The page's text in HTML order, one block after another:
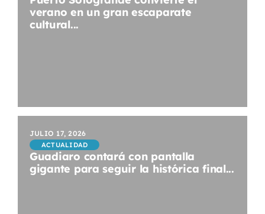
verano en un gran escaparate
cultural...
JULIO 17, 2026
ACTUALIDAD
Guadiaro contará con pantalla
gigante para seguir la histórica final...